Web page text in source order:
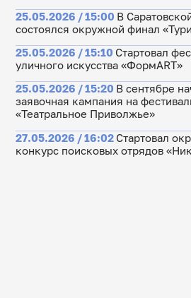
25.05.2026 / 15:00 В
состоялся окружной финал
25.05.2026 / 15:10 Cтартовал
уличного искусства «ФормART»
25.05.2026 / 15:20 В сентябре
заявочная кампания на
«Театральное Приволжье»
27.05.2026 / 16:02 Стартовал
конкурс поисковых отрядов